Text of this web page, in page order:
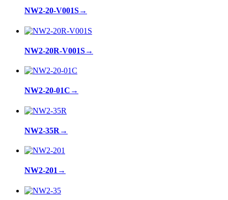
NW2-20-V001S→
NW2-20R-V001S→
NW2-20-01C →
NW2-35R →
NW2-201→